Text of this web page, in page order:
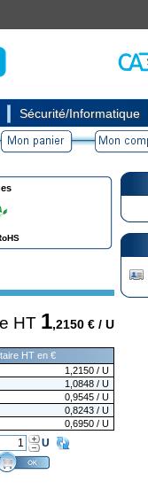
Sécurité/Informatique
HT 1,2150 € / U
HT en €
1,2150 / U
1,0848 / U
0,9545 / U
0,8243 / U
0,6950 / U
U